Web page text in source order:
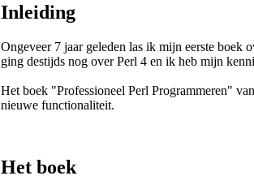
Inleiding
Ongeveer 7 jaar geleden las ik mijn eerste
ging destijds nog over Perl 4 en ik heb mijn
Het boek "Professioneel Perl Programmeren"
nieuwe functionaliteit.
Het boek